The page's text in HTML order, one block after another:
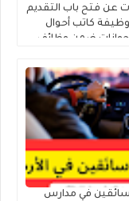
عن فتح باب التقديم
كاتب أحوال
ضمن وظائف
في مدارس